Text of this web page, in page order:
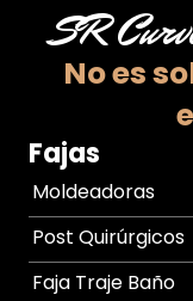
SR
No es
Fajas
Moldeadoras
Post Quirúrgicos
Faja Traje Baño